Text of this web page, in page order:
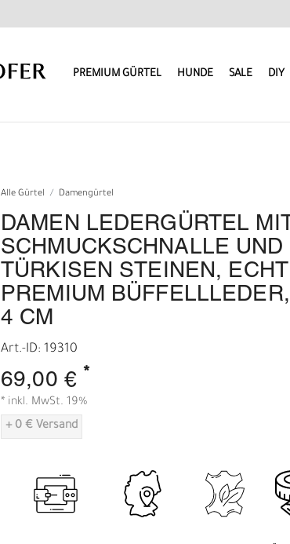
PREMIUM GÜRTEL HUNDE SALE DIY
Alle Gürtel Damengürtel
DAMEN LEDERGÜRTEL MIT
SCHMUCKSCHNALLE UND
TÜRKISEN STEINEN, ECHT
PREMIUM
4 CM
Art.-ID: 19310
69,00 € *
* inkl. MwSt. 19%
+ 0 € Versand